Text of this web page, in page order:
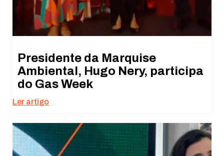
Presidente da Marquise
Ambiental, Hugo Nery, participa
do Gas Week
Ler artigo